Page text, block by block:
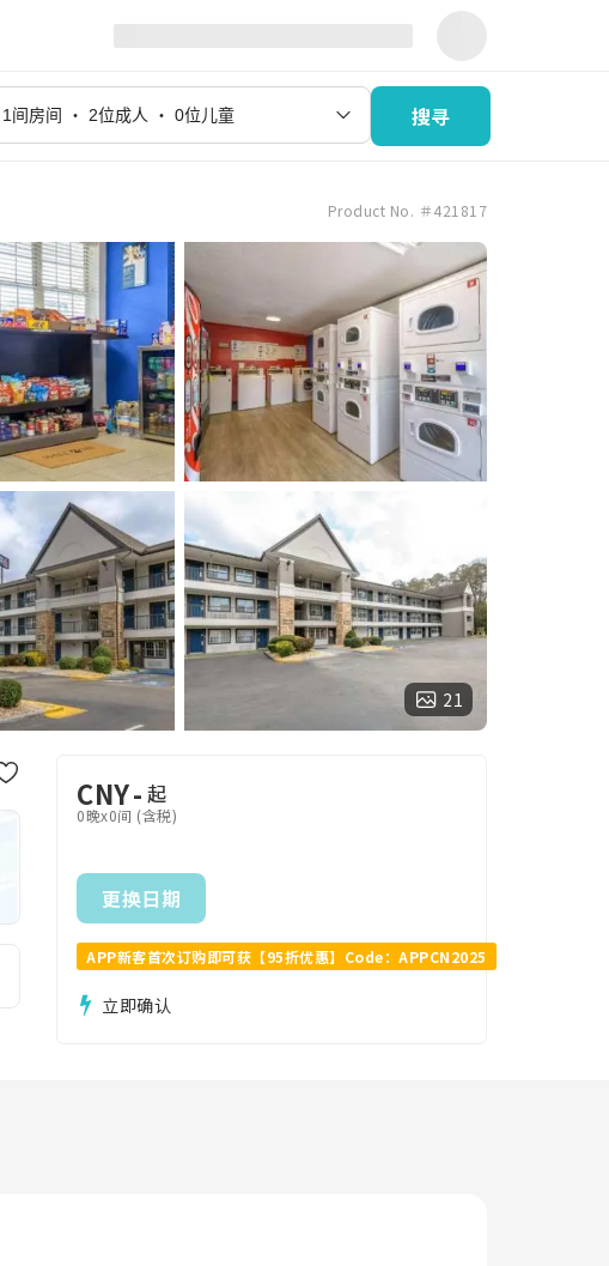
搜寻
Product No. ＃421817
21
CNY- 起
0晚x0间 (含税)
更换日期
APP新客首次订购即可获【95折优惠】Code：APPCN2025
立即确认